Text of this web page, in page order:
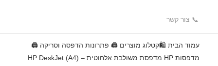
📞 צור קשר
עמוד הבית 🛍️קטלוג מוצרים 🖨️ פתרונות הדפסה וסריקה 🖨️
מדפסות HP
מדפסת משולבת אלחוטית – (A4) HP DeskJet